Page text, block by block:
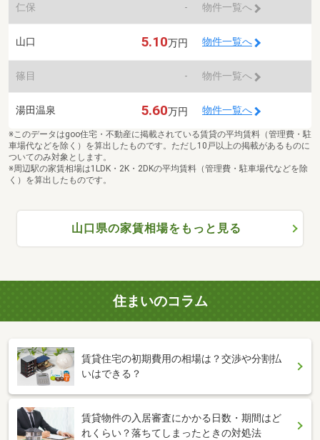
仁保 - 物件一覧へ
山口 5.10万円 物件一覧へ
篠目 - 物件一覧へ
湯田温泉 5.60万円 物件一覧へ
※このデータはgoo住宅・不動産に掲載されている賃貸の平均賃料（管理費・駐
車場代などを除く）を算出したものです。ただし10戸以上の掲載があるものに
ついてのみ対象とします。
※周辺駅の家賃相場は1LDK・2K・2DKの平均賃料（管理費・駐車場代などを除
く）を算出したものです。
山口県の家賃相場をもっと見る
住まいのコラム
賃貸住宅の初期費用の相場は？交渉や分割払
いはできる？
賃貸物件の入居審査にかかる日数・期間はど
れくらい？落ちてしまったときの対処法